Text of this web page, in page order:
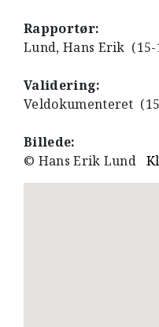
Rapportør:
Lund, Hans Erik (15-
Validering:
Veldokumenteret
Billede:
© Hans Erik Lund